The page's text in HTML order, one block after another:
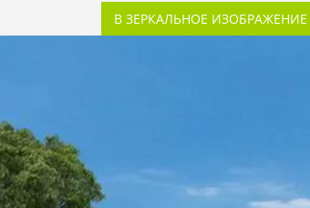
В ЗЕРКАЛЬНОЕ ИЗОБРАЖЕНИЕ